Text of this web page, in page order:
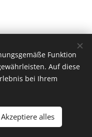
KÜCHWALD e. V.
Cookies
Funktion
Auf diese
bei Ihrem
Akzeptiere alles